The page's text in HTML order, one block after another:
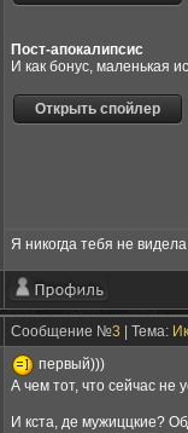
Пост-апокалипсис
И как бонус, маленькая
Я никогда тебя не
Сообщение №3 | Тема:
первый)))
А чем тот, что сейчас не
И кста, де мужиццкие?